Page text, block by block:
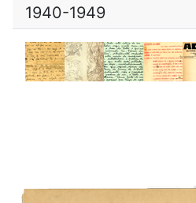
1940-1949